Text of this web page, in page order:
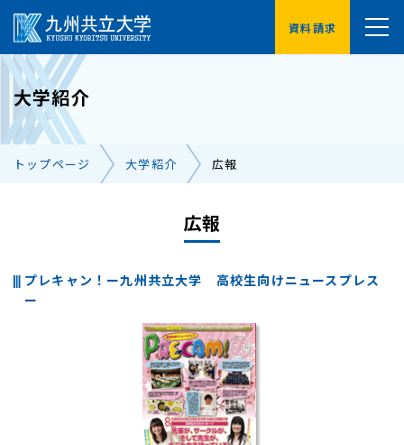
資料請求
受験生の方へ
卒業生の方へ
大学紹介
トップページ 大学紹介 広報
広報
プレキャン！ー九州共立大学 高校生向けニュースプレス
ー